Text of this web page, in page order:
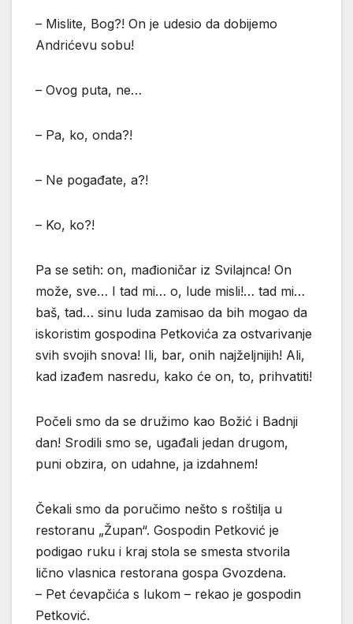
– Mislite, Bog?! On je udesio da dobijemo
Andrićevu sobu!
– Ovog puta, ne…
– Pa, ko, onda?!
– Ne pogađate, a?!
– Ko, ko?!
Pa se setih: on, mađioničar iz Svilajnca! On
može, sve… I tad mi… o, lude misli!… tad mi…
baš, tad… sinu luda zamisao da bih mogao da
iskoristim gospodina Petkovića za ostvarivanje
svih svojih snova! Ili, bar, onih najželjnijih! Ali,
kad izađem nasredu, kako će on, to, prihvatiti!
Počeli smo da se družimo kao Božić i Badnji
dan! Srodili smo se, ugađali jedan drugom,
puni obzira, on udahne, ja izdahnem!
Čekali smo da poručimo nešto s roštilja u
restoranu „Župan“. Gospodin Petković je
podigao ruku i kraj stola se smesta stvorila
lično vlasnica restorana gospa Gvozdena.
– Pet ćevapčića s lukom – rekao je gospodin
Petković.